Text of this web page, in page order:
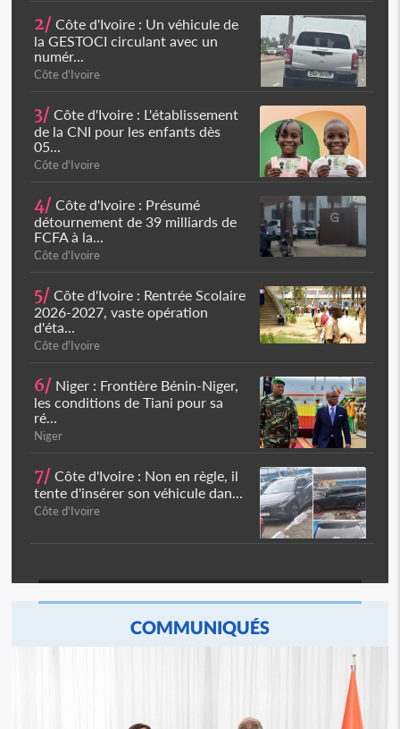
2/ Côte d'Ivoire : Un véhicule de
la GESTOCI circulant avec un
numér...
Côte d'Ivoire
3/ Côte d'Ivoire : L'établissement
de la CNI pour les enfants dès
05...
Côte d'Ivoire
4/ Côte d'Ivoire : Présumé
détournement de 39 milliards de
FCFA à la...
Côte d'Ivoire
5/ Côte d'Ivoire : Rentrée Scolaire
2026-2027, vaste opération
d'éta...
Côte d'Ivoire
6/ Niger : Frontière Bénin-Niger,
les conditions de Tiani pour sa
ré...
Niger
7/ Côte d'Ivoire : Non en règle, il
tente d'insérer son véhicule dan...
Côte d'Ivoire
COMMUNIQUÉS